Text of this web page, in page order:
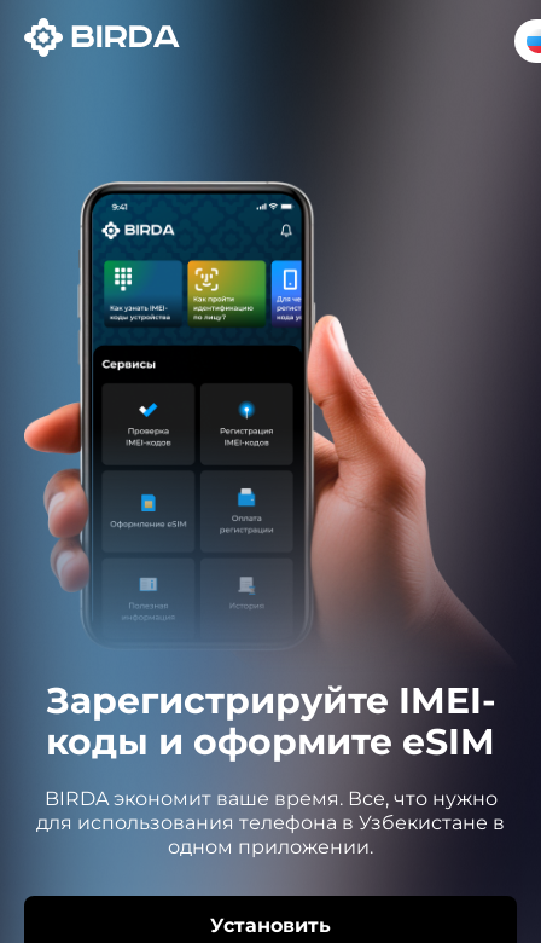
Зарегистрируйте IMEI-
коды и оформите eSIM
BIRDA экономит ваше время. Все, что нужно
для использования телефона в Узбекистане в
одном приложении.
Установить